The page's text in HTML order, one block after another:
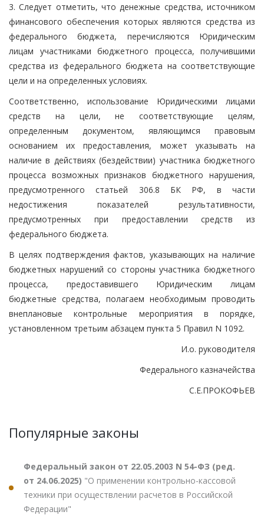
3. Следует отметить, что денежные средства, источником
финансового обеспечения которых являются средства из
федерального бюджета, перечисляются Юридическим
лицам участниками бюджетного процесса, получившими
средства из федерального бюджета на соответствующие
цели и на определенных условиях.
Соответственно, использование Юридическими лицами
средств на цели, не соответствующие целям,
определенным документом, являющимся правовым
основанием их предоставления, может указывать на
наличие в действиях (бездействии) участника бюджетного
процесса возможных признаков бюджетного нарушения,
предусмотренного статьей 306.8 БК РФ, в части
недостижения показателей результативности,
предусмотренных при предоставлении средств из
федерального бюджета.
В целях подтверждения фактов, указывающих на наличие
бюджетных нарушений со стороны участника бюджетного
процесса, предоставившего Юридическим лицам
бюджетные средства, полагаем необходимым проводить
внеплановые контрольные мероприятия в порядке,
установленном третьим абзацем пункта 5 Правил N 1092.
И.о. руководителя
Федерального казначейства
С.Е.ПРОКОФЬЕВ
Популярные законы
Федеральный закон от 22.05.2003 N 54-ФЗ (ред.
от 24.06.2025) "О применении контрольно-кассовой
техники при осуществлении расчетов в Российской
Федерации"